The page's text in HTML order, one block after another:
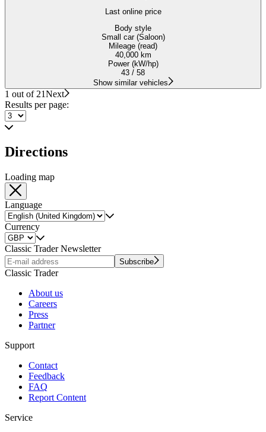
Last online price
Body style
Small car (Saloon)
Mileage (read)
40,000 km
Power (kW/hp)
43 / 58
Show similar vehicles
1 out of 21Next
Results per page:
Directions
Loading map
Language
Currency
Classic Trader Newsletter
Subscribe
Classic Trader
About us
Careers
Press
Partner
Support
Contact
Feedback
FAQ
Report Content
Service